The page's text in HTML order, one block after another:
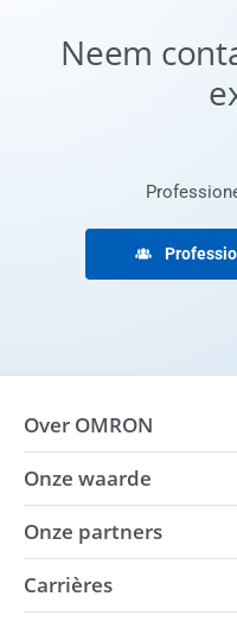
Neem
Over OMRON
OMRON-principes
Wereldwijde aanwezigheid
Milieu
Onze waarde
Visie
Kracht
Onze partners
Innovation Partners
Carrières